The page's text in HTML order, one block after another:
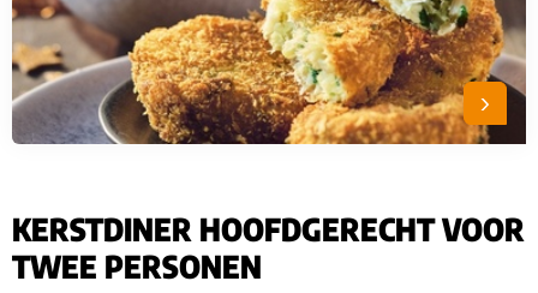
KERSTDINER HOOFDGERECHT VOOR
TWEE PERSONEN